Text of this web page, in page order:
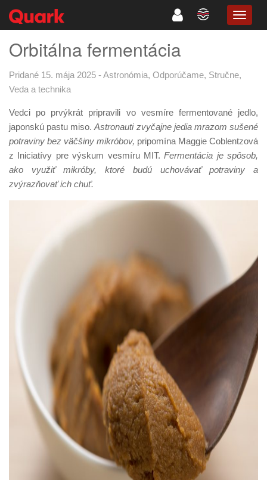
Orbitálna fermentácia
Pridané 15. mája 2025 -Astronómia, Odporúčame, Stručne,
Veda a technika
Vedci po prvýkrát pripravili vo vesmíre fermentované jedlo,
japonskú pastu miso.Astronauti zvyčajne jedia mrazom sušené
potraviny bez väčšiny mikróbov, pripomína Maggie Coblentzová
z Iniciatívy pre výskum vesmíru MIT.Fermentácia je spôsob,
ako využiť mikróby, ktoré budú uchovávať potraviny a
zvýrazňovať ich chuť.